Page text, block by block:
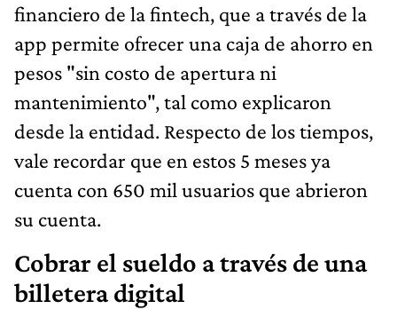
financiero de la fintech, que a través de la
app permite ofrecer una caja de ahorro en
pesos "sin costo de apertura ni
mantenimiento", tal como explicaron
desde la entidad. Respecto de los tiempos,
vale recordar que en estos 5 meses ya
cuenta con 650 mil usuarios que abrieron
su cuenta.
Cobrar el sueldo a través de una
billetera digital